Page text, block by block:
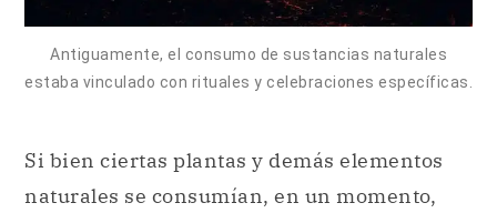
Antiguamente, el consumo de sustancias naturales
estaba vinculado con rituales y celebraciones específicas.
Si bien ciertas plantas y demás elementos
naturales se consumían, en un momento,